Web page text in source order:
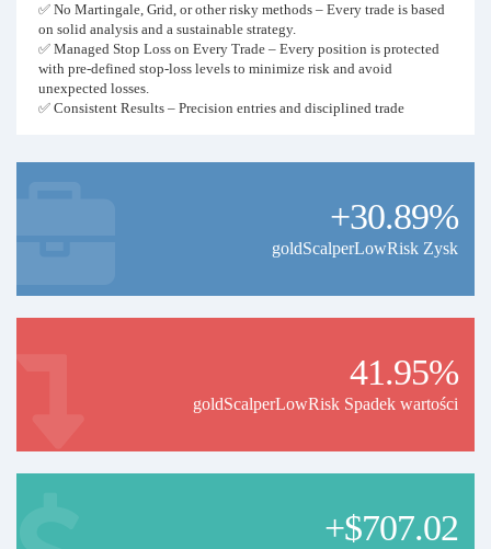
✅ No Martingale, Grid, or other risky methods – Every trade is based
on solid analysis and a sustainable strategy.
✅ Managed Stop Loss on Every Trade – Every position is protected
with pre-defined stop-loss levels to minimize risk and avoid
unexpected losses.
✅ Consistent Results – Precision entries and disciplined trade
If you’re looking for reliable signals with proven risk management,
+30.89%
goldScalperLowRisk Zysk
41.95%
goldScalperLowRisk Spadek wartości
+$707.02